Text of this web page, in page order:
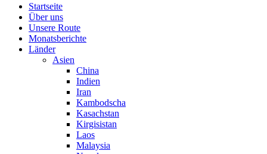
Startseite
Über uns
Unsere Route
Monatsberichte
Länder
Asien
China
Indien
Iran
Kambodscha
Kasachstan
Kirgisistan
Laos
Malaysia